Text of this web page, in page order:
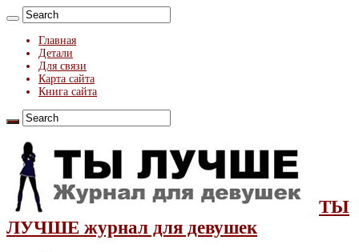
Главная
Детали
Для связи
Карта сайта
Книга сайта
ТЫ
ЛУЧШЕ журнал для девушек